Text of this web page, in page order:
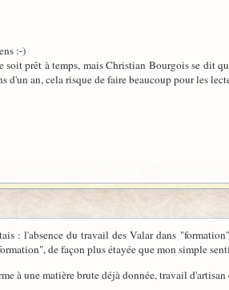
:-)
prêt à temps, mais Christian Bourgois se dit
an, cela risque de faire beaucoup pour les
: l'absence du travail des Valar dans
de façon plus étayée que mon simple
à une matière brute déjà donnée, travail